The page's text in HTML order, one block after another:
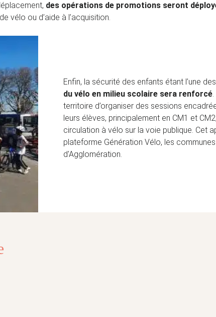
des opérations de promotions seront
vélo ou d’aide à l’acquisition.
Enfin, la sécurité des enfants étant l’une
du vélo en milieu scolaire sera renforcé
territoire d’organiser des sessions
leurs élèves, principalement en CM1 et
circulation à vélo sur la voie publique. Cet
plateforme Génération Vélo, les
d'Agglomération.